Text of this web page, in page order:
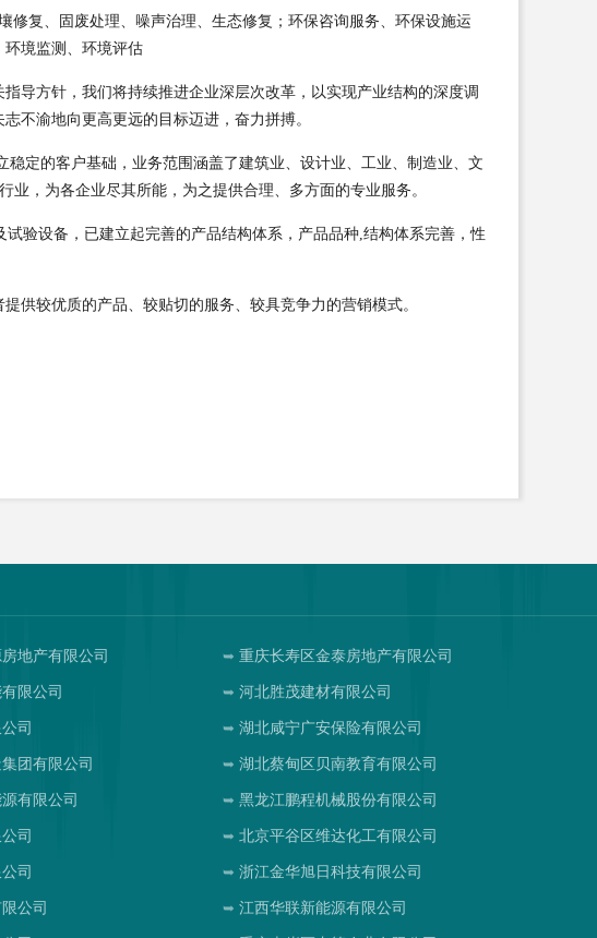
修复、固废处理、噪声治理、生态修复；环保咨询服务、环保设施运
境监测、环境评估
导方针，我们将持续推进企业深层次改革，以实现产业结构的深度调
不渝地向更高更远的目标迈进，奋力拼搏。
定的客户基础，业务范围涵盖了建筑业、设计业、工业、制造业、文
，为各企业尽其所能，为之提供合理、多方面的专业服务。
验设备，已建立起完善的产品结构体系，产品品种,结构体系完善，性
供较优质的产品、较贴切的服务、较具竞争力的营销模式。
地产有限公司 重庆长寿区金泰房地产有限公司
限公司 河北胜茂建材有限公司
司 湖北咸宁广安保险有限公司
团有限公司 湖北蔡甸区贝南教育有限公司
有限公司 黑龙江鹏程机械股份有限公司
司 北京平谷区维达化工有限公司
司 浙江金华旭日科技有限公司
公司 江西华联新能源有限公司